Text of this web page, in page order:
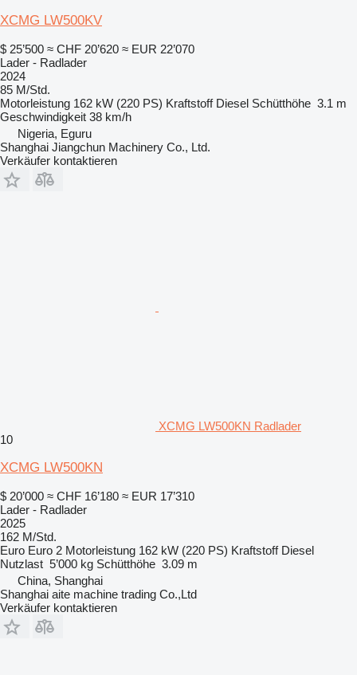
XCMG LW500KV
$ 25’500 ≈ CHF 20’620 ≈ EUR 22’070
Lader - Radlader
2024
85 M/Std.
Motorleistung 162 kW (220 PS) Kraftstoff Diesel Schütthöhe 3.1 m
Geschwindigkeit 38 km/h
Nigeria, Eguru
Shanghai Jiangchun Machinery Co., Ltd.
Verkäufer kontaktieren
XCMG LW500KN Radlader
10
XCMG LW500KN
$ 20’000 ≈ CHF 16’180 ≈ EUR 17’310
Lader - Radlader
2025
162 M/Std.
Euro Euro 2 Motorleistung 162 kW (220 PS) Kraftstoff Diesel
Nutzlast 5’000 kg Schütthöhe 3.09 m
China, Shanghai
Shanghai aite machine trading Co.,Ltd
Verkäufer kontaktieren